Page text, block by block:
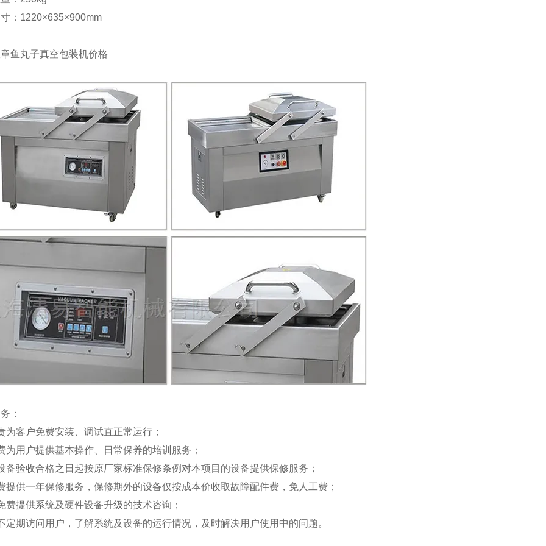
：1220×635×900mm
：
为客户免费安装、调试直正常运行；
为用户提供基本操作、日常保养的培训服务；
备验收合格之日起按原厂家标准保修条例对本项目的设备提供保修服务；
提供一年保修服务，保修期外的设备仅按成本价收取故障配件费，免人工费；
费提供系统及硬件设备升级的技术咨询；
定期访问用户，了解系统及设备的运行情况，及时解决用户使用中的问题。